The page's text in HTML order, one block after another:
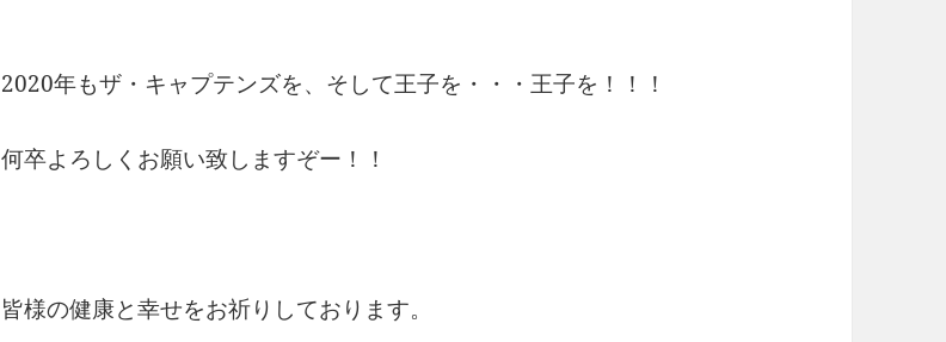
2020年もザ・キャプテンズを、そして王子を・・・王子を！！！
何卒よろしくお願い致しますぞー！！
皆様の健康と幸せをお祈りしております。